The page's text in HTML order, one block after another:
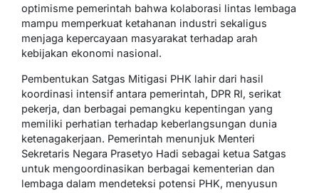
optimisme pemerintah bahwa kolaborasi lintas lembaga
mampu memperkuat ketahanan industri sekaligus
menjaga kepercayaan masyarakat terhadap arah
kebijakan ekonomi nasional.
Pembentukan Satgas Mitigasi PHK lahir dari hasil
koordinasi intensif antara pemerintah, DPR RI, serikat
pekerja, dan berbagai pemangku kepentingan yang
memiliki perhatian terhadap keberlangsungan dunia
ketenagakerjaan. Pemerintah menunjuk Menteri
Sekretaris Negara Prasetyo Hadi sebagai ketua Satgas
untuk mengoordinasikan berbagai kementerian dan
lembaga dalam mendeteksi potensi PHK, menyusun